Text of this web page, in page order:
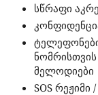
სწრაფი
მელოდიები
SOS რეჟიმი